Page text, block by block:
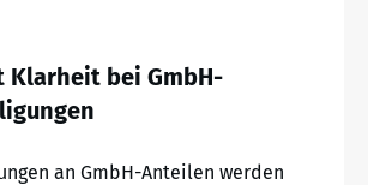
Klarheit bei GmbH-
an GmbH-Anteilen werden